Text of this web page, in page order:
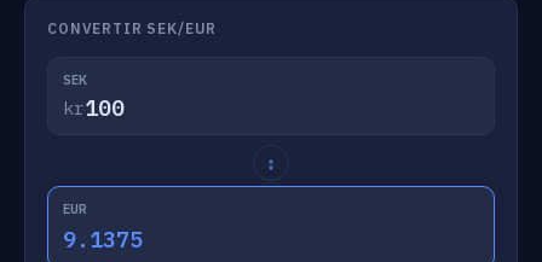
CONVERTIR SEK/EUR
SEK
kr
↕
EUR
9.1375